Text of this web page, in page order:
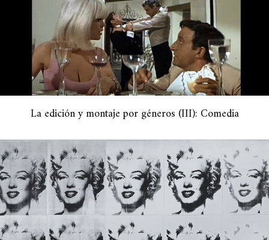
La edición y montaje por géneros (III): Comedia